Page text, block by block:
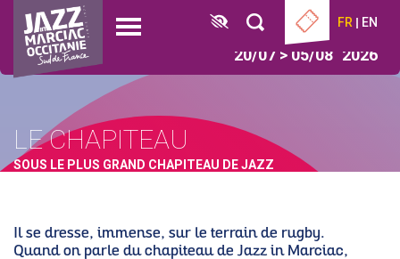
Aller
contenu
principal
Open
FR EN
2026
20/07 > 05/08
LE CHAPITEAU
SOUS LE PLUS GRAND CHAPITEAU DE JAZZ
Il se dresse, immense, sur le terrain de rugby.
Quand on parle du chapiteau de Jazz in Marciac,
Panneau de gestion des cookies